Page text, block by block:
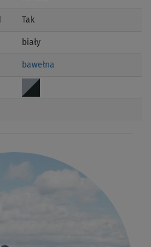
Tak
biały
bawełna